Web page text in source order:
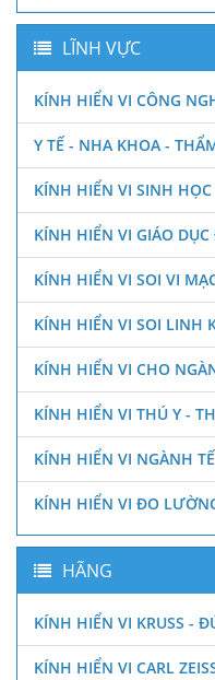
LĨNH VỰC
KÍNH HIỂN VI CÔNG
Y TẾ - NHA KHOA -
KÍNH HIỂN VI SINH HỌC
KÍNH HIỂN VI GIÁO
KÍNH HIỂN VI SOI VI
KÍNH HIỂN VI SOI LINH
KÍNH HIỂN VI CHO
KÍNH HIỂN VI THÚ Y -
KÍNH HIỂN VI NGÀNH
KÍNH HIỂN VI ĐO
HÃNG
KÍNH HIỂN VI KRUSS -
KÍNH HIỂN VI CARL